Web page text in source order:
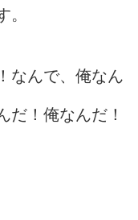
なんで、俺なん
だ！俺なんだ！